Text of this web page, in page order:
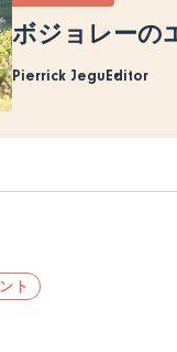
ボジョレーの
Pierrick JeguEditor
ト